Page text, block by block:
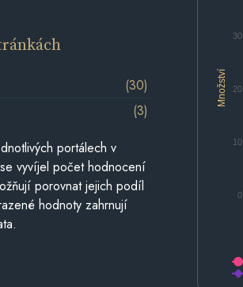
Množství
0
10
20
30
(30)
(3)
portálech v
vyvíjel počet hodnocení
porovnat jejich podíl
hodnoty zahrnují